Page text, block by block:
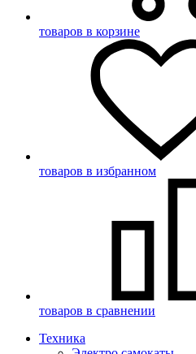
товаров в корзине
товаров в избранном
товаров в сравнении
Техника